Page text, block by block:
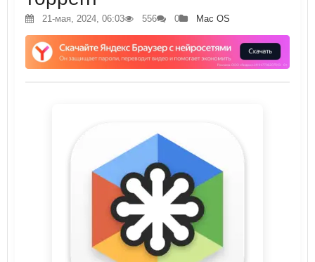
21-мая, 2024, 06:03 556 0 Mac OS